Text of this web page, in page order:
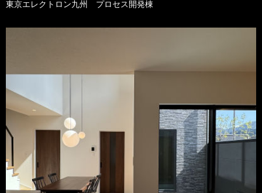
東京エレクトロン九州 プロセス開発棟